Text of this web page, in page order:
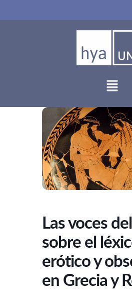
Las voces
sobre el
erótico y
en Grecia y